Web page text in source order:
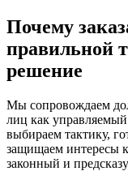
Почему
правильной
решение
Мы сопровождаем
лиц как
выбираем тактику,
защищаем интересы
законный и